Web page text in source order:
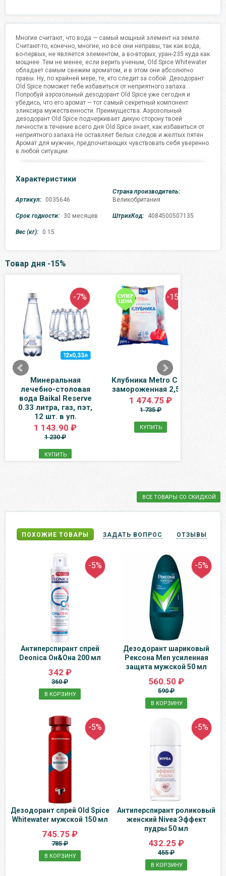
Многие считают, что вода — самый мощный элемент на земле.
Считают-то, конечно, многие, но все они неправы, так как вода,
во-первых, не является элементом, а во-вторых, уран-235 куда как
мощнее. Тем не менее, если верить ученым, Old Spice Whitewater
обладает самым свежим ароматом, и в этом они абсолютно
правы. Ну, по крайней мере, те, кто следит за собой. Дезодорант
Old Spice поможет тебе избавиться от неприятного запаха.
Попробуй аэрозольный дезодорант Old Spice уже сегодня и
убедись, что его аромат — тот самый секретный компонент
эликсира мужественности. Преимущества: Аэрозольный
дезодорант Old Spice подчеркивает дикую сторону твоей
личности в течение всего дня Old Spice знает, как избавиться от
неприятного запаха Не оставляет белых следов и желтых пятен
Аромат для мужчин, предпочитающих чувствовать себя уверенно
в любой ситуации.
Характеристики
Артикул: 0035646
Страна производитель:
Великобритания
Срок годности: 30 месяцев ШтрихКод: 4084500507135
Вес (кг): 0.15
Товар дня -15%
-7%
Минеральная
лечебно-столовая
вода Baikal Reserve
0.33 литра, газ, пэт,
12 шт. в уп.
1 143.90 ₽
1 230 ₽
КУПИТЬ
-15%
Клубника Metro Chef
замороженная 2,5 кг
1 474.75 ₽
1 735 ₽
КУПИТЬ
ВСЕ ТОВАРЫ СО СКИДКОЙ
ПОХОЖИЕ ТОВАРЫ ЗАДАТЬ ВОПРОС ОТЗЫВЫ
-5%
Антиперспирант спрей
Deonica Он&Она 200 мл
342 ₽
360 ₽
В КОРЗИНУ
-5%
Дезодорант шариковый
Рексона Men усиленная
защита мужской 50 мл
560.50 ₽
590 ₽
В КОРЗИНУ
-5%
Дезодорант спрей Old Spice
Whitewater мужской 150 мл
745.75 ₽
785 ₽
В КОРЗИНУ
-5%
Антиперспирант роликовый
женский Nivea Эффект
пудры 50 мл
432.25 ₽
455 ₽
В КОРЗИНУ